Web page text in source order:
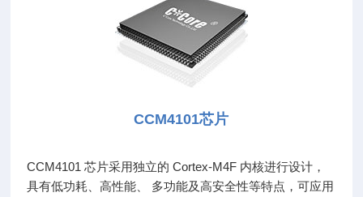
CCM4101芯片
CCM4101 芯片采用独立的 Cortex-M4F 内核进行设计，
具有低功耗、高性能、 多功能及高安全性等特点，可应用